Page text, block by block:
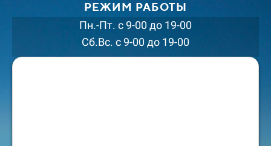
РЕЖИМ РАБОТЫ
Пн.-Пт. с 9-00 до 19-00
Сб.Вс. с 9-00 до 19-00